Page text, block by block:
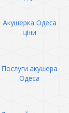
Акушерка Одеса
ціни
Послуги акушера
Одеса